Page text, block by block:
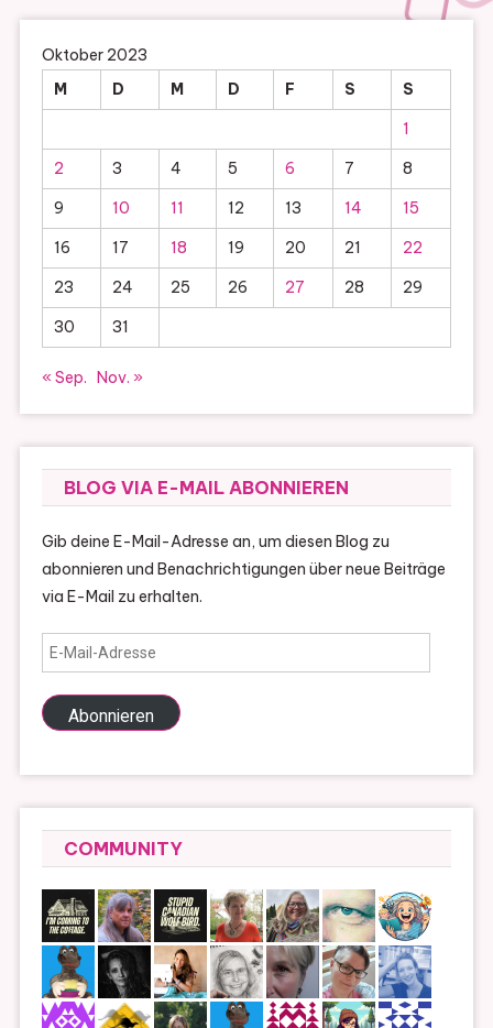
Oktober 2023
M
D M D F S
S
1
2
3 4 5 6 7
8
9
10 11 12 13 14
15
16
17 18 19 20 21
22
23
24 25 26 27 28
29
30
31
« Sep. Nov. »
BLOG VIA E-MAIL ABONNIEREN
Gib deine E-Mail-Adresse an, um diesen Blog zu
abonnieren und Benachrichtigungen über neue Beiträge
via E-Mail zu erhalten.
E-
Mail-
Adresse
Abonnieren
COMMUNITY